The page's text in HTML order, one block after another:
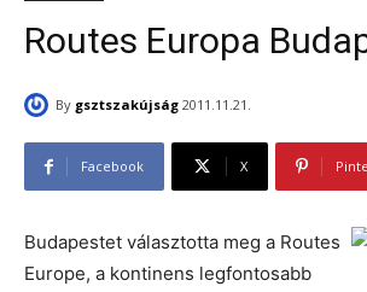
Routes Europa
By gsztszakújság 2011.11.21.
Facebook X
Budapestet választotta meg a Routes
Europe, a kontinens legfontosabb